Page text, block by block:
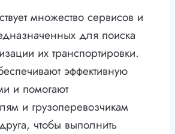
множество сервисов и
для поиска
их транспортировки.
эффективную
и помогают
и грузоперевозчикам
чтобы выполнить